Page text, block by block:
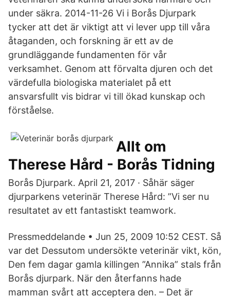
under säkra. 2014-11-26 Vi i Borås Djurpark
tycker att det är viktigt att vi lever upp till våra
åtaganden, och forskning är ett av de
grundläggande fundamenten för vår
verksamhet. Genom att förvalta djuren och det
värdefulla biologiska materialet på ett
ansvarsfullt vis bidrar vi till ökad kunskap och
förståelse.
Allt om
Therese Hård - Borås Tidning
Borås Djurpark. April 21, 2017 · Såhär säger
djurparkens veterinär Therese Hård: ”Vi ser nu
resultatet av ett fantastiskt teamwork.
Pressmeddelande • Jun 25, 2009 10:52 CEST. Så
var det Dessutom undersökte veterinär vikt, kön,
Den fem dagar gamla killingen ”Annika” stals från
Borås djurpark. När den återfanns hade
mamman svårt att acceptera den. – Det är